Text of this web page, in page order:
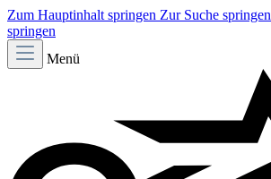
Zum Hauptinhalt springen Zur Suche springen
springen
Menü